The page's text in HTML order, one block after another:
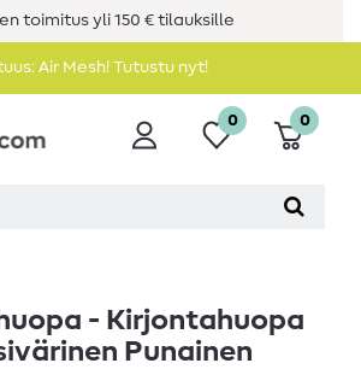
toimitus yli 150 € tilauksille
Air Mesh! Tutustu nyt!
0 0
- Kirjontahuopa
Punainen